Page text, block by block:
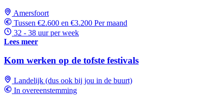
Amersfoort
Tussen €2.600 en €3.200 Per maand
32 - 38 uur per week
Lees meer
Kom werken op de tofste festivals
Landelijk (dus ook bij jou in de buurt)
In overeenstemming